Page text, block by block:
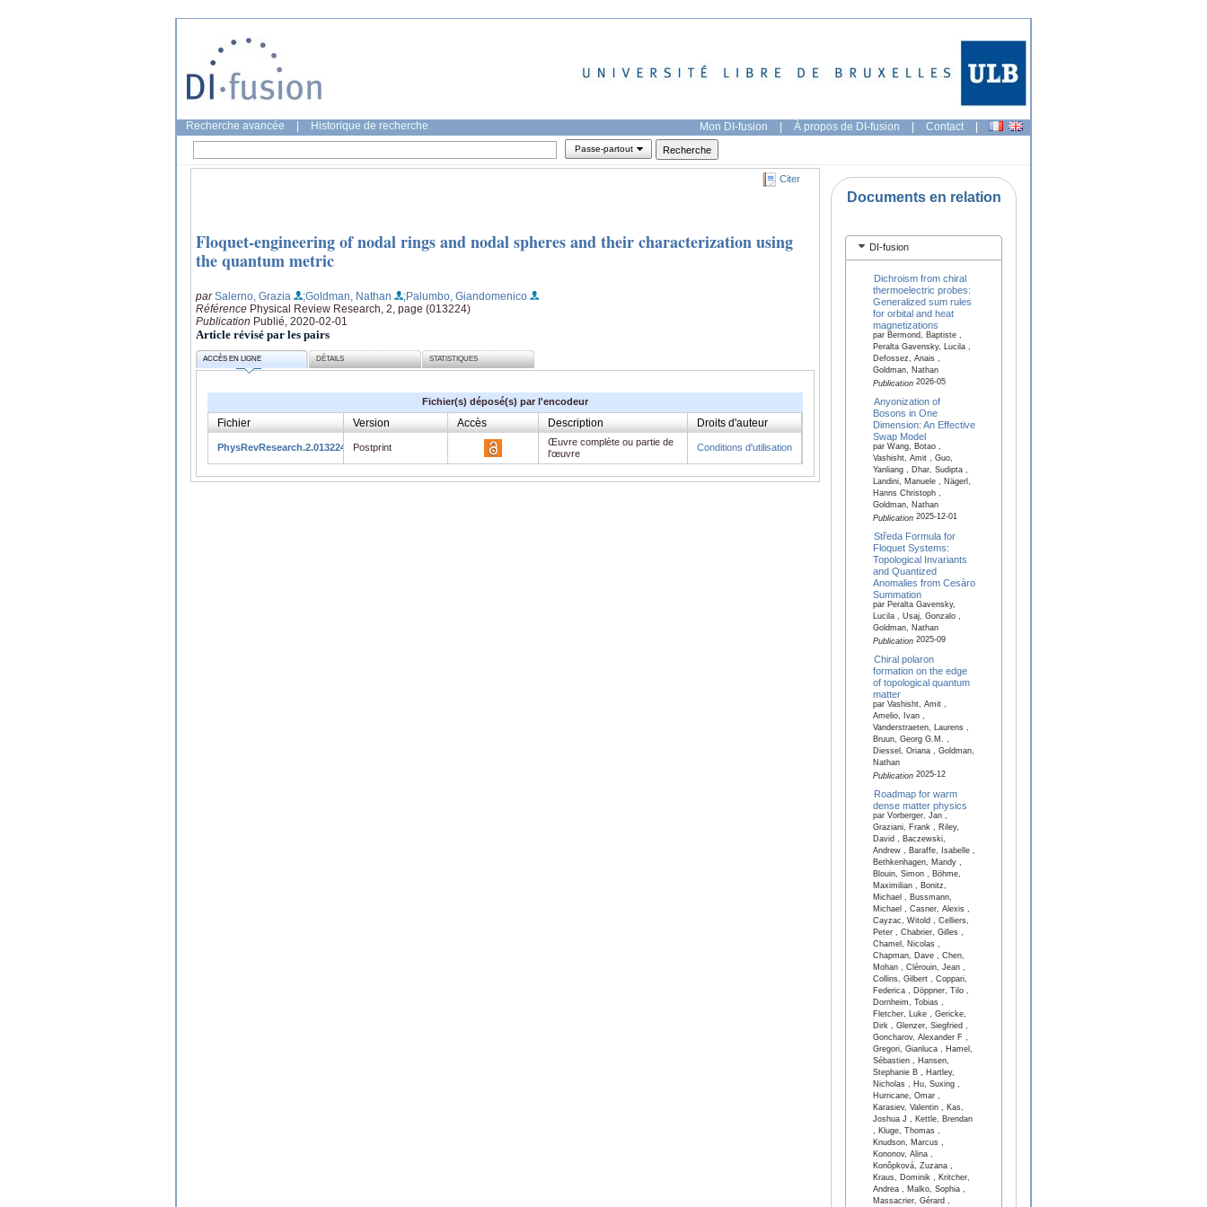
Recherche avancée Historique de recherche Mon DI-fusion | À propos de DI-fusion | Contact |
Passe-partout
Citer
Floquet-engineering of nodal rings and nodal spheres and their characterization using
the quantum metric
parSalerno, Grazia ;Goldman, Nathan
;Palumbo, Giandomenico
Référence Physical Review Research, 2, page (013224)
Publication Publié, 2020-02-01
Article révisé par les pairs
ACCÈS EN LIGNE DÉTAILS STATISTIQUES
Fichier(s) déposé(s) par l'encodeur
Fichier Version Accès Description Droits d'auteur
PhysRevResearch.2.013224 Postprint
Œuvre complète ou partie de
l'œuvre
Conditions d'utilisation
Documents en relation
DI-fusion
Dichroism from chiral
thermoelectric probes:
Generalized sum rules
for orbital and heat
magnetizations
par Bermond, Baptiste ,
Peralta Gavensky, Lucila ,
Defossez, Anais ,
Goldman, Nathan
Publication2026-05
Anyonization of
Bosons in One
Dimension: An Effective
Swap Model
par Wang, Botao ,
Vashisht, Amit , Guo,
Yanliang , Dhar, Sudipta ,
Landini, Manuele , Nägerl,
Hanns Christoph ,
Goldman, Nathan
Publication2025-12-01
Středa Formula for
Floquet Systems:
Topological Invariants
and Quantized
Anomalies from Cesàro
Summation
par Peralta Gavensky,
Lucila , Usaj, Gonzalo ,
Goldman, Nathan
Publication2025-09
Chiral polaron
formation on the edge
of topological quantum
matter
par Vashisht, Amit ,
Amelio, Ivan ,
Vanderstraeten, Laurens ,
Bruun, Georg G.M. ,
Diessel, Oriana , Goldman,
Nathan
Publication2025-12
Roadmap for warm
dense matter physics
par Vorberger, Jan ,
Graziani, Frank , Riley,
David , Baczewski,
Andrew , Baraffe, Isabelle ,
Bethkenhagen, Mandy ,
Blouin, Simon , Böhme,
Maximilian , Bonitz,
Michael , Bussmann,
Michael , Casner, Alexis ,
Cayzac, Witold , Celliers,
Peter , Chabrier, Gilles ,
Chamel, Nicolas ,
Chapman, Dave , Chen,
Mohan , Clérouin, Jean ,
Collins, Gilbert , Coppari,
Federica , Döppner, Tilo ,
Dornheim, Tobias ,
Fletcher, Luke , Gericke,
Dirk , Glenzer, Siegfried ,
Goncharov, Alexander F ,
Gregori, Gianluca , Hamel,
Sébastien , Hansen,
Stephanie B , Hartley,
Nicholas , Hu, Suxing ,
Hurricane, Omar ,
Karasiev, Valentin , Kas,
Joshua J , Kettle, Brendan
, Kluge, Thomas ,
Knudson, Marcus ,
Kononov, Alina ,
Konôpková, Zuzana ,
Kraus, Dominik , Kritcher,
Andrea , Malko, Sophia ,
Massacrier, Gérard ,